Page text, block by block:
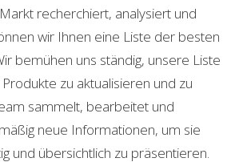
recherchiert, analysiert und
wir Ihnen eine Liste der besten
bemühen uns ständig, unsere Liste
zu aktualisieren und zu
sammelt, bearbeitet und
neue Informationen, um sie
und übersichtlich zu präsentieren.